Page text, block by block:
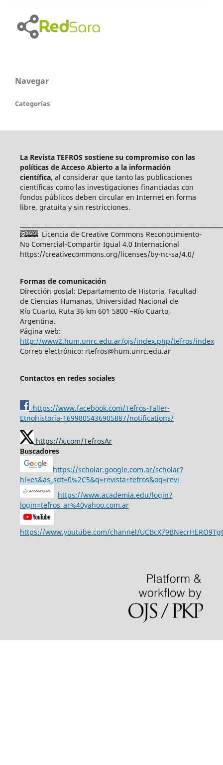
Navegar
Categorías
La Revista TEFROS sostiene su compromiso con las
políticas de Acceso Abierto a la información
científica, al considerar que tanto las publicaciones
científicas como las investigaciones financiadas con
fondos públicos deben circular en Internet en forma
libre, gratuita y sin restricciones.
Licencia de Creative Commons Reconocimiento-
No Comercial-Compartir Igual 4.0 Internacional
https://creativecommons.org/licenses/by-nc-sa/4.0/
Formas de comunicación
Dirección postal: Departamento de Historia, Facultad
de Ciencias Humanas, Universidad Nacional de
Río Cuarto. Ruta 36 km 601 5800 –Río Cuarto,
Argentina.
Página web:
http://www2.hum.unrc.edu.ar/ojs/index.php/tefros/index
Correo electrónico: rtefros@hum.unrc.edu.ar
Contactos en redes sociales
https://www.facebook.com/Tefros-Taller-
Etnohistoria-1699805436905887/notifications/
https://x.com/TefrosAr
Buscadores
https://scholar.google.com.ar/scholar?
hl=es&as_sdt=0%2C5&q=revista+tefros&oq=revi
https://www.academia.edu/login?
login=tefros_ar%40yahoo.com.ar
https://www.youtube.com/channel/